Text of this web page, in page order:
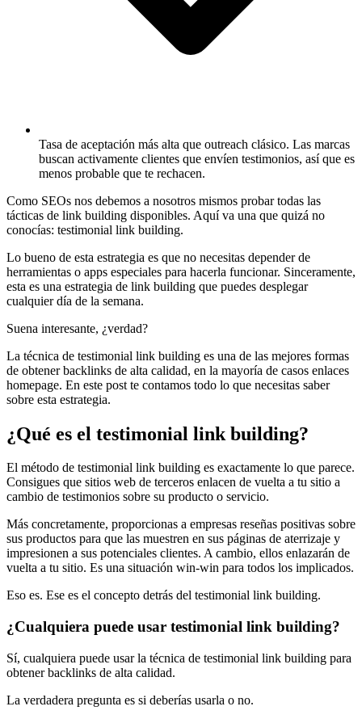
Tasa de aceptación más alta que outreach clásico. Las marcas
buscan activamente clientes que envíen testimonios, así que es
menos probable que te rechacen.
Como SEOs nos debemos a nosotros mismos probar todas las
tácticas de link building disponibles. Aquí va una que quizá no
conocías: testimonial link building.
Lo bueno de esta estrategia es que no necesitas depender de
herramientas o apps especiales para hacerla funcionar. Sinceramente,
esta es una estrategia de link building que puedes desplegar
cualquier día de la semana.
Suena interesante, ¿verdad?
La técnica de testimonial link building es una de las mejores formas
de obtener backlinks de alta calidad, en la mayoría de casos enlaces
homepage. En este post te contamos todo lo que necesitas saber
sobre esta estrategia.
¿Qué es el testimonial link building?
El método de testimonial link building es exactamente lo que parece.
Consigues que sitios web de terceros enlacen de vuelta a tu sitio a
cambio de testimonios sobre su producto o servicio.
Más concretamente, proporcionas a empresas reseñas positivas sobre
sus productos para que las muestren en sus páginas de aterrizaje y
impresionen a sus potenciales clientes. A cambio, ellos enlazarán de
vuelta a tu sitio. Es una situación win-win para todos los implicados.
Eso es. Ese es el concepto detrás del testimonial link building.
¿Cualquiera puede usar testimonial link building?
Sí, cualquiera puede usar la técnica de testimonial link building para
obtener backlinks de alta calidad.
La verdadera pregunta es si deberías usarla o no.